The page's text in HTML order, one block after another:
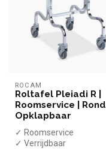
ROCAM
Roltafel Pleiadi R |
Roomservice | Rond |
Opklapbaar
✓ Roomservice
✓ Verrijdbaar